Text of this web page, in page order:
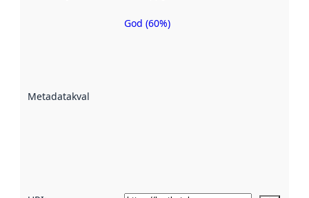
Metadatakvalitet
Metadatakvalitet
God (60%)